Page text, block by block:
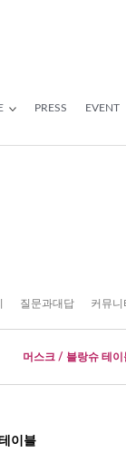
PRESS EVENT
질문과대답 커뮤니
머스크 / 블랑슈 테이
이블